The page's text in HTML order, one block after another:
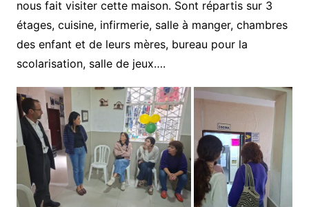
nous fait visiter cette maison. Sont répartis sur 3
étages, cuisine, infirmerie, salle à manger, chambres
des enfant et de leurs mères, bureau pour la
scolarisation, salle de jeux….